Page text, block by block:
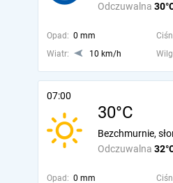
Odczuwalna
Opad: 0 mm
Wiatr:
10 km/h
07:00
30°C
Odczuwalna
Bezchmurnie,
Opad: 0 mm